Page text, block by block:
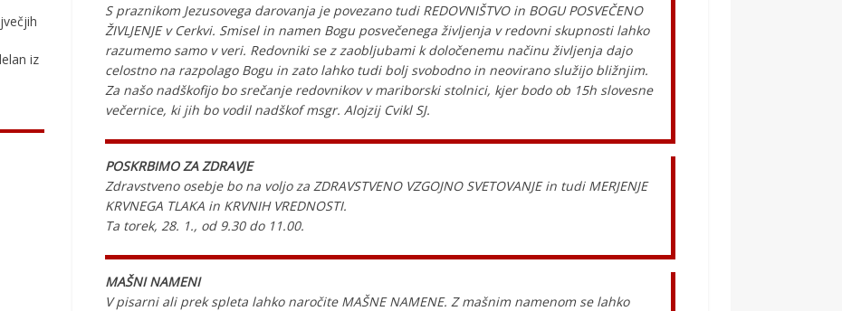
S praznikom Jezusovega darovanja je povezano tudi REDOVNIŠTVO in BOGU POSVEČENO
ŽIVLJENJE v Cerkvi. Smisel in namen Bogu posvečenega življenja v redovni skupnosti lahko
razumemo samo v veri. Redovniki se z zaobljubami k določenemu načinu življenja dajo
celostno na razpolago Bogu in zato lahko tudi bolj svobodno in neovirano služijo bližnjim.
Za našo nadškofijo bo srečanje redovnikov v mariborski stolnici, kjer bodo ob 15h slovesne
večernice, ki jih bo vodil nadškof msgr. Alojzij Cvikl SJ.
POSKRBIMO ZA ZDRAVJE
Zdravstveno osebje bo na voljo za ZDRAVSTVENO VZGOJNO SVETOVANJE in tudi MERJENJE
KRVNEGA TLAKA in KRVNIH VREDNOSTI.
Ta torek, 28. 1., od 9.30 do 11.00.
MAŠNI NAMENI
V pisarni ali prek spleta lahko naročite MAŠNE NAMENE. Z mašnim namenom se lahko
iz